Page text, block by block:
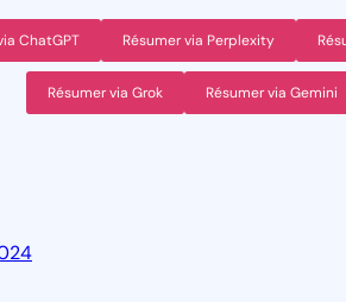
ChatGPT Résumer via Perplexity
Résumer via Grok Résumer via Gemini